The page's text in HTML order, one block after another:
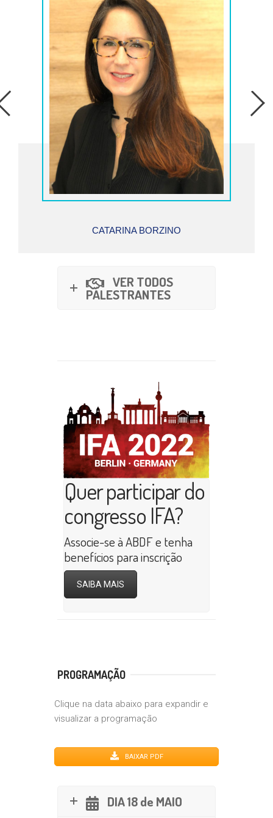
CATARINA BORZINO
VER TODOS
PALESTRANTES
Quer participar do
congresso IFA?
Associe-se à ABDF e tenha
benefícios para inscrição
SAIBA MAIS
PROGRAMAÇÃO
Clique na data abaixo para expandir e
visualizar a programação
BAIXAR PDF
DIA 18 de MAIO